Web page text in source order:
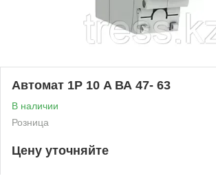
Автомат 1Р 10 A ВА 47- 63
В наличии
Розница
Цену уточняйте